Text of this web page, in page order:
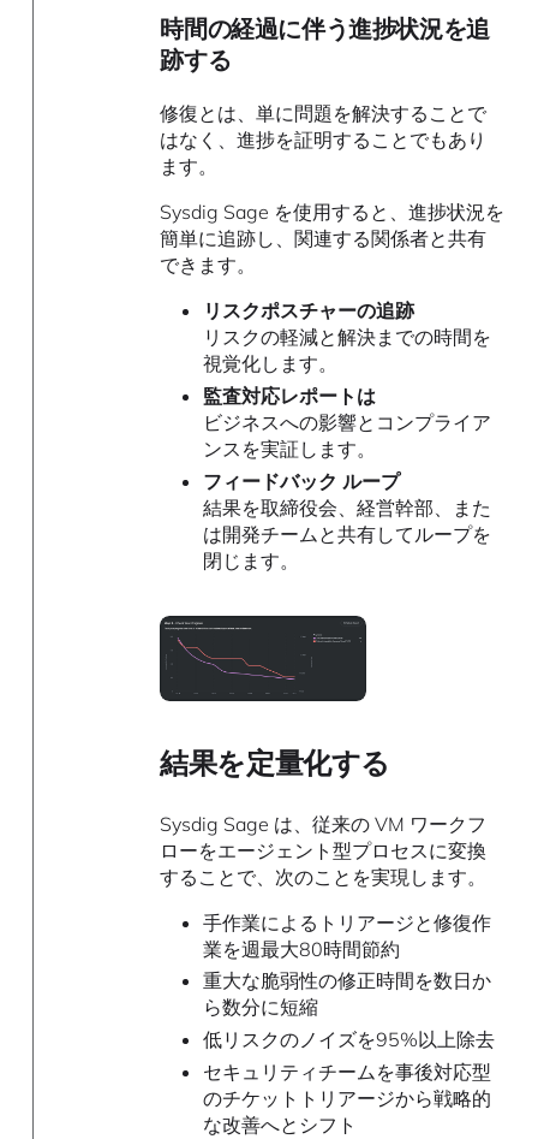
時間の経過に伴う進捗状況を追
跡する
修復とは、単に問題を解決することで
はなく、進捗を証明することでもあり
ます。
Sysdig Sage を使用すると、進捗状況を
簡単に追跡し、関連する関係者と共有
できます。
リスクポスチャーの追跡
リスクの軽減と解決までの時間を
視覚化します。
監査対応レポートは
ビジネスへの影響とコンプライア
ンスを実証します。
フィードバック ループ
結果を取締役会、経営幹部、また
は開発チームと共有してループを
閉じます。
結果を定量化する
Sysdig Sage は、従来の VM ワークフ
ローをエージェント型プロセスに変換
することで、次のことを実現します。
手作業によるトリアージと修復作
業を週最大80時間節約
重大な脆弱性の修正時間を数日か
ら数分に短縮
低リスクのノイズを95%以上除去
セキュリティチームを事後対応型
のチケットトリアージから戦略的
な改善へとシフト